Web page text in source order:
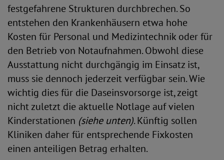
festgefahrene Strukturen durchbrechen. So
entstehen den Krankenhäusern etwa hohe
Kosten für Personal und Medizintechnik oder für
den Betrieb von Notaufnahmen. Obwohl diese
Ausstattung nicht durchgängig im Einsatz ist,
muss sie dennoch jederzeit verfügbar sein. Wie
wichtig dies für die Daseinsvorsorge ist, zeigt
nicht zuletzt die aktuelle Notlage auf vielen
Kinderstationen (siehe unten). Künftig sollen
Kliniken daher für entsprechende Fixkosten
einen anteiligen Betrag erhalten.